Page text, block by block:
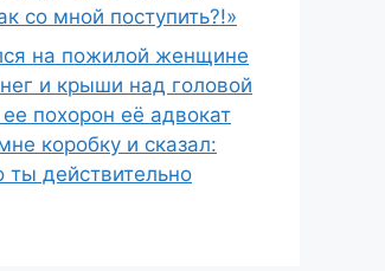
со мной поступить?!»
на пожилой женщине
и крыши над головой
похорон её адвокат
коробку и сказал:
ты действительно